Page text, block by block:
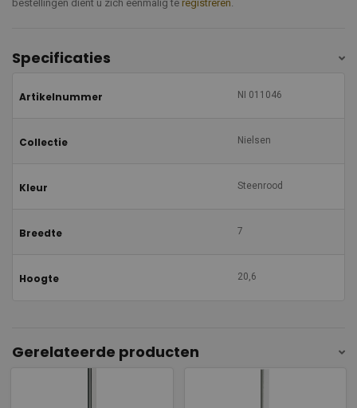
bestellingen dient u zich éénmalig te registreren.
Specificaties
Artikelnummer NI 011046
Collectie Nielsen
Kleur Steenrood
Breedte 7
Hoogte 20,6
Gerelateerde producten